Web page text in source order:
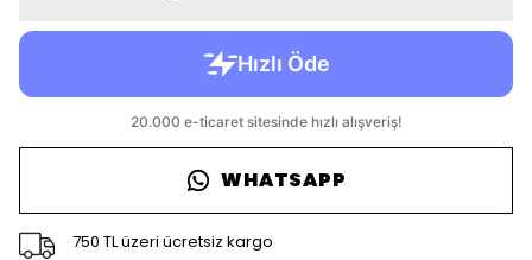
WHATSAPP
750 TL üzeri ücretsiz kargo